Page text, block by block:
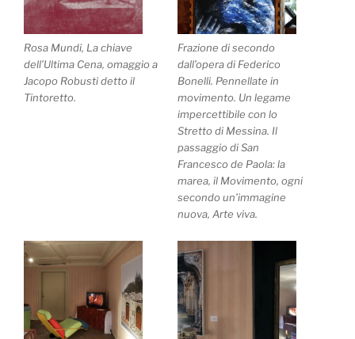
Rosa Mundi, La chiave
dell’Ultima Cena, omaggio a
Jacopo Robusti detto il
Tintoretto.
Frazione di secondo
dall’opera di Federico
Bonelli. Pennellate in
movimento. Un legame
impercettibile con lo
Stretto di Messina. Il
passaggio di San
Francesco de Paola: la
marea, il Movimento, ogni
secondo un’immagine
nuova, Arte viva.